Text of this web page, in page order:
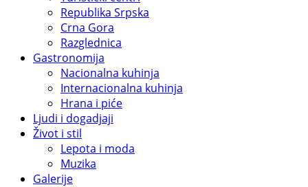
Republika Srpska
Crna Gora
Razglednica
Gastronomija
Nacionalna kuhinja
Internacionalna kuhinja
Hrana i piće
Ljudi i dogadjaji
Život i stil
Lepota i moda
Muzika
Galerije